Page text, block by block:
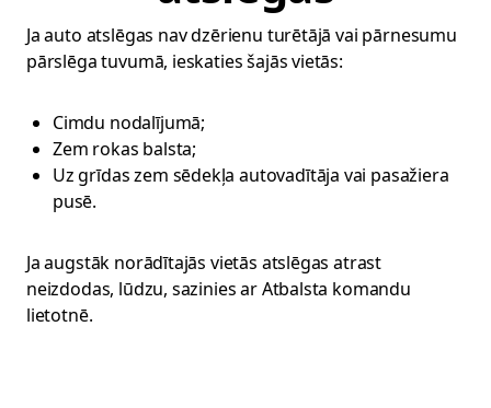
Ja auto atslēgas nav dzērienu turētājā vai pārnesumu
pārslēga tuvumā, ieskaties šajās vietās:
Cimdu nodalījumā;
Zem rokas balsta;
Uz grīdas zem sēdekļa autovadītāja vai pasažiera
pusē.
Ja augstāk norādītajās vietās atslēgas atrast
neizdodas, lūdzu, sazinies ar Atbalsta komandu
lietotnē.